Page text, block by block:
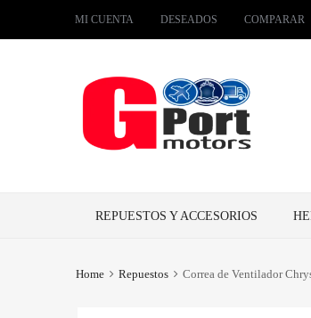
MI CUENTA DESEADOS COMPARAR
REPUESTOS Y ACCESORIOS
Home Repuestos Correa de Ventilador